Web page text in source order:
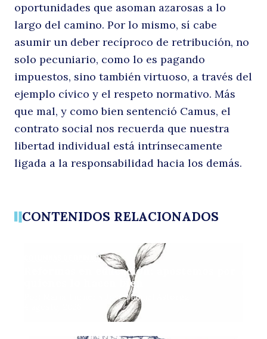
oportunidades que asoman azarosas a lo
largo del camino. Por lo mismo, sí cabe
asumir un deber recíproco de retribución, no
solo pecuniario, como lo es pagando
impuestos, sino también virtuoso, a través del
ejemplo cívico y el respeto normativo. Más
que mal, y como bien sentenció Camus, el
contrato social nos recuerda que nuestra
libertad individual está intrínsecamente
ligada a la responsabilidad hacia los demás.
CONTENIDOS RELACIONADOS
COLUMNAS DE OPINIÓN
Reformas en educación: apostemos por
quienes lo hacen bien
Por: María Turner y José Manuel Astorga